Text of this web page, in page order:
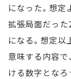
になった。想
拡張局面だっ
になる。想定
意味する内容で
ける数字となろ